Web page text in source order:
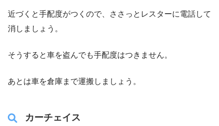
近づくと手配度がつくので、ささっとレスターに電話して
消しましょう。
そうすると車を盗んでも手配度はつきません。
あとは車を倉庫まで運搬しましょう。
カーチェイス